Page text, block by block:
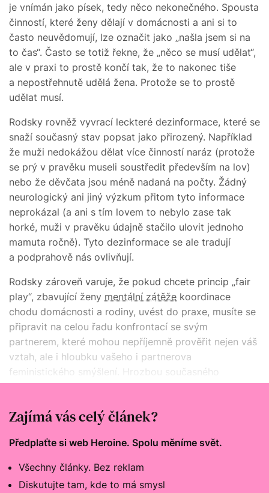
je vnímán jako písek, tedy něco nekonečného. Spousta
činností, které ženy dělají v domácnosti a ani si to
často neuvědomují, lze označit jako „našla jsem si na
to čas“. Často se totiž řekne, že „něco se musí udělat“,
ale v praxi to prostě končí tak, že to nakonec tiše
a nepostřehnutě udělá žena. Protože se to prostě
udělat musí.
Rodsky rovněž vyvrací leckteré dezinformace, které se
snaží současný stav popsat jako přirozený. Například
že muži nedokážou dělat více činností naráz (protože
se prý v pravěku museli soustředit především na lov)
nebo že děvčata jsou méně nadaná na počty. Žádný
neurologický ani jiný výzkum přitom tyto informace
neprokázal (a ani s tím lovem to nebylo zase tak
horké, muži v pravěku údajně stačilo ulovit jednoho
mamuta ročně). Tyto dezinformace se ale tradují
a podprahově nás ovlivňují.
Rodsky zároveň varuje, že pokud chcete princip „fair
play“, zbavující ženy mentální zátěže koordinace
chodu domácnosti a rodiny, uvést do praxe, musíte se
připravit na celou řadu konfrontací se svým
partnerem, které mohou nepříjemně prověřit nejen váš
vztah, ale i hloubku vašeho i partnerova
feministického smýšlení. Hrozbou současného
feminismu přece jen zůstává, že ho jen hlásáme, ale
Zajímá vás celý článek?
Předplaťte si web Heroine. Spolu měníme svět.
Všechny články. Bez reklam
Diskutujte tam, kde to má smysl